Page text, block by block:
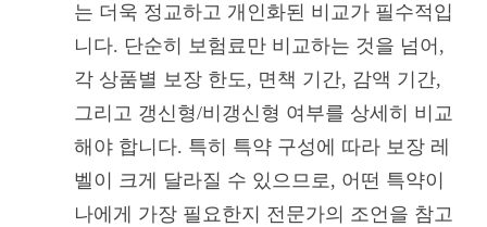
는 더욱 정교하고 개인화된 비교가 필수적입
니다. 단순히 보험료만 비교하는 것을 넘어,
각 상품별 보장 한도, 면책 기간, 감액 기간,
그리고 갱신형/비갱신형 여부를 상세히 비교
해야 합니다. 특히 특약 구성에 따라 보장 레
벨이 크게 달라질 수 있으므로, 어떤 특약이
나에게 가장 필요한지 전문가의 조언을 참고